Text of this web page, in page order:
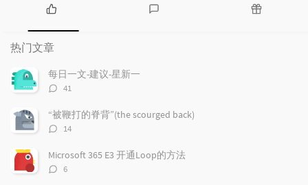
热
门
文
章
热门文章
每日一文-建议-星新一
评
数：
41
“被鞭打的脊背”(the scourged back)
评
数：
14
Microsoft 365 E3 开通Loop的方法
评
6